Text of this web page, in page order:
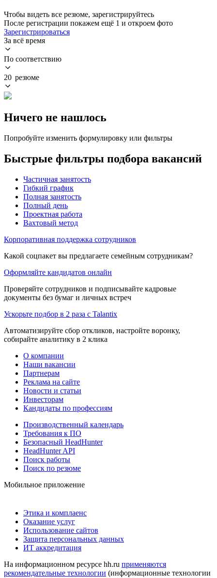
Чтобы видеть все резюме, зарегистрируйтесь
После регистрации покажем ещё 1 и откроем фото
Зарегистрироваться
За всё время
По соответствию
20 резюме
Ничего не нашлось
Попробуйте изменить формулировку или фильтры
Быстрые фильтры подбора вакансий
Частичная занятость
Гибкий график
Полная занятость
Полный день
Проектная работа
Вахтовый метод
Корпоративная поддержка сотрудников
Какой соцпакет вы предлагаете семейным сотрудникам?
Оформляйте кандидатов онлайн
Проверяйте сотрудников и подписывайте кадровые
документы без бумаг и личных встреч
Ускорьте подбор в 2 раза с Talantix
Автоматизируйте сбор откликов, настройте воронку,
собирайте аналитику в 2 клика
О компании
Наши вакансии
Партнерам
Реклама на сайте
Новости и статьи
Инвесторам
Кандидаты по профессиям
Производственный календарь
Требования к ПО
Безопасный HeadHunter
HeadHunter API
Поиск работы
Поиск по резюме
Мобильное приложение
Этика и комплаенс
Оказание услуг
Использование сайтов
Защита персональных данных
ИТ аккредитация
На информационном ресурсе hh.ru применяются
рекомендательные технологии (информационные технологии